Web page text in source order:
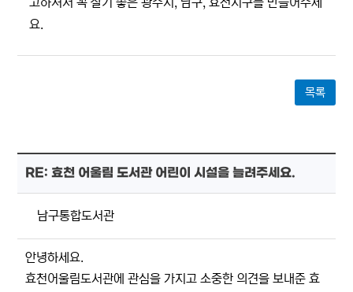
요.
목록
RE: 효천 어울림 도서관 어린이 시설을 늘려주세요.
남구통합도서관
안녕하세요.
효천어울림도서관에 관심을 가지고 소중한 의견을 보내준 효